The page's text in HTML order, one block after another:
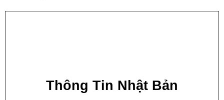
Thông Tin Nhật Bản